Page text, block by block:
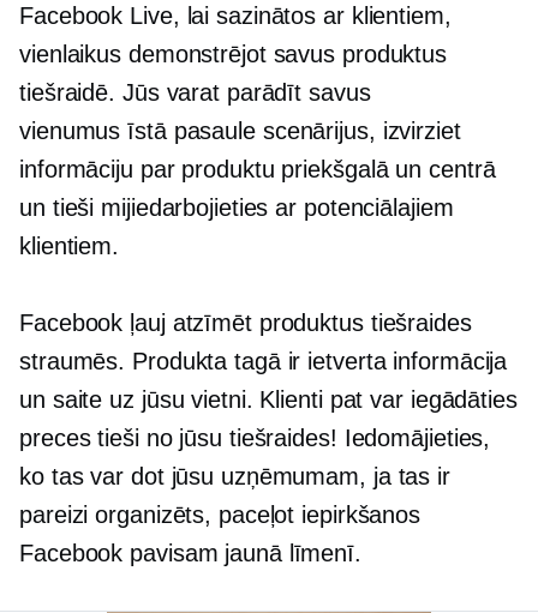
Facebook Live, lai sazinātos ar klientiem,
vienlaikus demonstrējot savus produktus
tiešraidē. Jūs varat parādīt savus
vienumusīstā pasaulescenārijus, izvirziet
informāciju par produktu priekšgalā un centrā
un tieši mijiedarbojieties ar potenciālajiem
klientiem.
Facebook ļauj atzīmēt produktus tiešraides
straumēs. Produkta tagā ir ietverta informācija
un saite uz jūsu vietni. Klienti pat var iegādāties
preces tieši no jūsu tiešraides! Iedomājieties,
ko tas var dot jūsu uzņēmumam, ja tas ir
pareizi organizēts, paceļot iepirkšanos
Facebook pavisam jaunā līmenī.